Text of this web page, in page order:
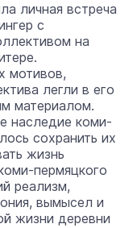
личная встреча
с
на
мотивов,
легли в его
материалом.
наследие коми-
сохранить их
жизнь
пермяцкого
реализм,
вымысел и
жизни деревни